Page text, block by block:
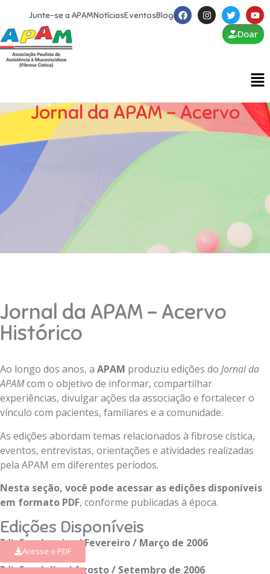
Junte-se a APAMNotíciasEventosBlog
Doar
Jornal da APAM – Acervo
Jornal da APAM – Acervo
Histórico
Ao longo dos anos, a APAM produziu edições do Jornal da
APAMcom o objetivo de informar, compartilhar
experiências, divulgar ações da associação e fortalecer o
vínculo com pacientes, familiares e a comunidade.
As edições abordam temas relacionados à fibrose cística,
eventos, entrevistas, orientações e atividades realizadas
pela APAM em diferentes períodos.
Nesta seção, você pode acessar as edições disponíveis
em formato PDF, conforme publicadas à época.
Edições Disponíveis
Edição – Janeiro / Fevereiro / Março de 2006
Acesse o PDF
Edição – Julho / Agosto / Setembro de 2006